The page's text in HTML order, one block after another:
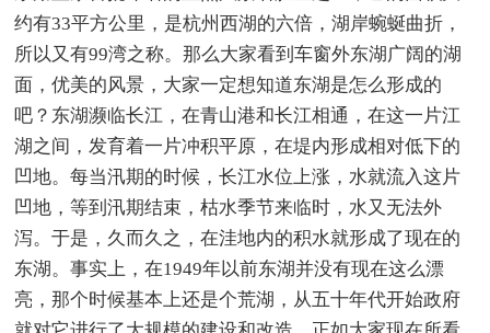
约有33平方公里，是杭州西湖的六倍，湖岸蜿蜒曲折，
所以又有99湾之称。那么大家看到车窗外东湖广阔的湖
面，优美的风景，大家一定想知道东湖是怎么形成的
吧？东湖濒临长江，在青山港和长江相通，在这一片江
湖之间，发育着一片冲积平原，在堤内形成相对低下的
凹地。每当汛期的时候，长江水位上涨，水就流入这片
凹地，等到汛期结束，枯水季节来临时，水又无法外
泻。于是，久而久之，在洼地内的积水就形成了现在的
东湖。事实上，在1949年以前东湖并没有现在这么漂
亮，那个时候基本上还是个荒湖，从五十年代开始政府